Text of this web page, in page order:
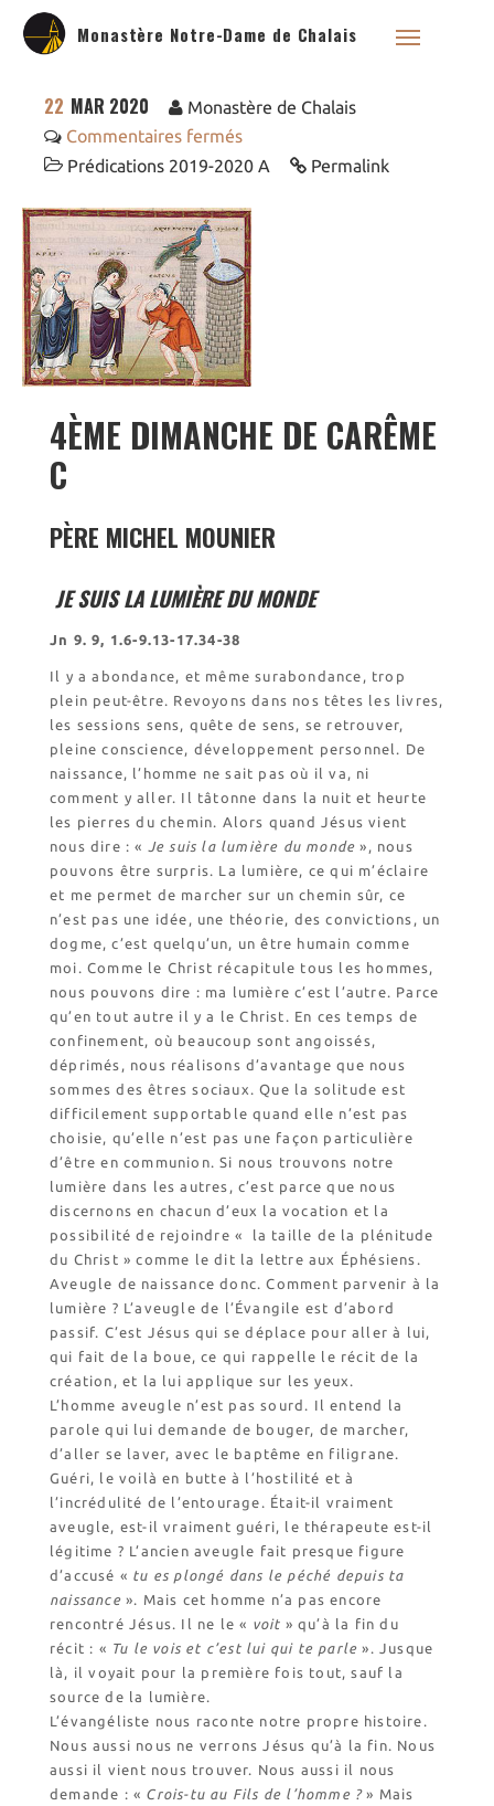
Monastère Notre-Dame de Chalais
Les restaurations de
Accueil de groupes
Demande de séjour
Séjours étudiant(e)s
Covoiturage
Biscuiterie St Dominique
Catalogue et tarifs
Revendeurs en ISÈRE
Nos emballages
Nos ingrédients
L’association
Prochains événements
Contact Boutique
Contact Communauté
Contact Biscuiterie
22 MAR 2020
Monastère de Chalais
Commentaires fermés
Prédications 2019-2020 A
Permalink
4ÈME DIMANCHE DE CARÊME
C
PÈRE MICHEL MOUNIER
JE SUIS LA LUMIÈRE DU MONDE
Jn 9. 9, 1.6-9.13-17.34-38
Il y a abondance, et même surabondance, trop
plein peut-être. Revoyons dans nos têtes les livres,
les sessions sens, quête de sens, se retrouver,
pleine conscience, développement personnel. De
naissance, l’homme ne sait pas où il va, ni
comment y aller. Il tâtonne dans la nuit et heurte
les pierres du chemin. Alors quand Jésus vient
nous dire : « Je suis la lumière du monde», nous
pouvons être surpris. La lumière, ce qui m’éclaire
et me permet de marcher sur un chemin sûr, ce
n’est pas une idée, une théorie, des convictions, un
dogme, c’est quelqu’un, un être humain comme
moi. Comme le Christ récapitule tous les hommes,
nous pouvons dire : ma lumière c’est l’autre. Parce
qu’en tout autre il y a le Christ. En ces temps de
confinement, où beaucoup sont angoissés,
déprimés, nous réalisons d’avantage que nous
sommes des êtres sociaux. Que la solitude est
difficilement supportable quand elle n’est pas
choisie, qu’elle n’est pas une façon particulière
d’être en communion. Si nous trouvons notre
lumière dans les autres, c’est parce que nous
discernons en chacun d’eux la vocation et la
possibilité de rejoindre « la taille de la plénitude
du Christ » comme le dit la lettre aux Éphésiens.
Aveugle de naissance donc. Comment parvenir à la
lumière ? L’aveugle de l’Évangile est d’abord
passif. C’est Jésus qui se déplace pour aller à lui,
qui fait de la boue, ce qui rappelle le récit de la
création, et la lui applique sur les yeux.
L’homme aveugle n’est pas sourd. Il entend la
parole qui lui demande de bouger, de marcher,
d’aller se laver, avec le baptême en filigrane.
Guéri, le voilà en butte à l’hostilité et à
l’incrédulité de l’entourage. Était-il vraiment
aveugle, est-il vraiment guéri, le thérapeute est-il
légitime ? L’ancien aveugle fait presque figure
d’accusé « tu es plongé dans le péché depuis ta
naissance ». Mais cet homme n’a pas encore
rencontré Jésus. Il ne le « voit » qu’à la fin du
récit : « Tu le vois et c’est lui qui te parle ». Jusque
là, il voyait pour la première fois tout, sauf la
source de la lumière.
L’évangéliste nous raconte notre propre histoire.
Nous aussi nous ne verrons Jésus qu’à la fin. Nous
aussi il vient nous trouver. Nous aussi il nous
demande : « Crois-tu au Fils de l’homme ?» Mais